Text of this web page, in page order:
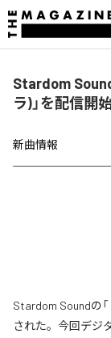
Stardom
ラ)」を配信開
新曲情報
Stardom Soundの
された。今回デジ